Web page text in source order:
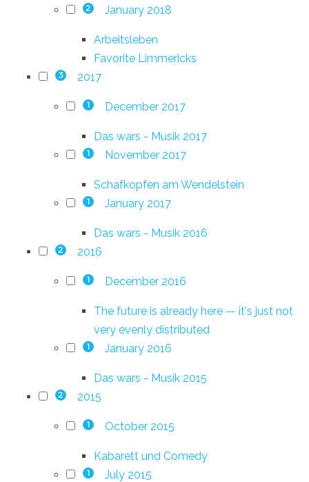
2 January 2018
Arbeitsleben
Favorite Limmericks
3 2017
1 December 2017
Das wars - Musik 2017
1 November 2017
Schafkopfen am Wendelstein
1 January 2017
Das wars - Musik 2016
2 2016
1 December 2016
The future is already here — it's just not
very evenly distributed
1 January 2016
Das wars - Musik 2015
2 2015
1 October 2015
Kabarett und Comedy
1 July 2015